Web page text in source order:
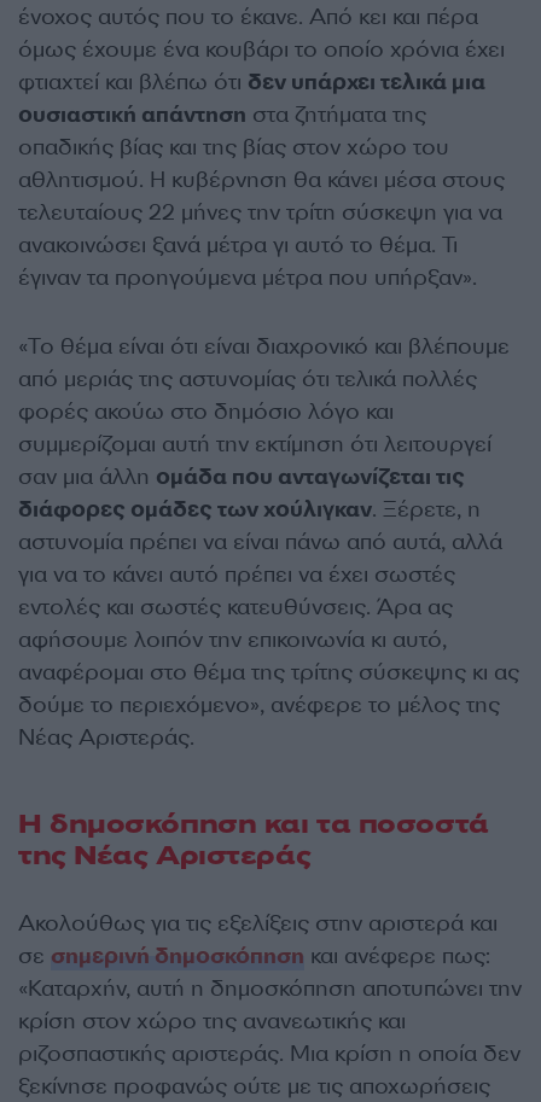
ένοχος αυτός που το έκανε. Από κει και πέρα
όμως έχουμε ένα κουβάρι το οποίο χρόνια έχει
φτιαχτεί και βλέπω ότι δεν υπάρχει τελικά μια
ουσιαστική απάντηση στα ζητήματα της
οπαδικής βίας και της βίας στον χώρο του
αθλητισμού. Η κυβέρνηση θα κάνει μέσα στους
τελευταίους 22 μήνες την τρίτη σύσκεψη για να
ανακοινώσει ξανά μέτρα γι αυτό το θέμα. Τι
έγιναν τα προηγούμενα μέτρα που υπήρξαν».
«Το θέμα είναι ότι είναι διαχρονικό και βλέπουμε
από μεριάς της αστυνομίας ότι τελικά πολλές
φορές ακούω στο δημόσιο λόγο και
συμμερίζομαι αυτή την εκτίμηση ότι λειτουργεί
σαν μια άλλη ομάδα που ανταγωνίζεται τις
διάφορες ομάδες των χούλιγκαν. Ξέρετε, η
αστυνομία πρέπει να είναι πάνω από αυτά, αλλά
για να το κάνει αυτό πρέπει να έχει σωστές
εντολές και σωστές κατευθύνσεις. Άρα ας
αφήσουμε λοιπόν την επικοινωνία κι αυτό,
αναφέρομαι στο θέμα της τρίτης σύσκεψης κι ας
δούμε το περιεχόμενο», ανέφερε το μέλος της
Νέας Αριστεράς.
Η δημοσκόπηση και τα ποσοστά
της Νέας Αριστεράς
Ακολούθως για τις εξελίξεις στην αριστερά και
σε σημερινή δημοσκόπηση και ανέφερε πως:
«Καταρχήν, αυτή η δημοσκόπηση αποτυπώνει την
κρίση στον χώρο της ανανεωτικής και
ριζοσπαστικής αριστεράς. Μια κρίση η οποία δεν
ξεκίνησε προφανώς ούτε με τις αποχωρήσεις